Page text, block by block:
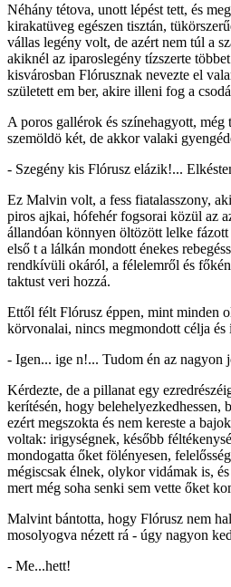
Néhány tétova, unott lépést tett, és
kirakatüveg egészen tisztán,
vállas legény volt, de azért nem túl a
akiknél az iparoslegény tízszerte
kisvárosban Flórusznak nevezte el
született em ber, akire illeni fog a
A poros gallérok és színehagyott,
szemöldö két, de akkor valaki
- Szegény kis Flórusz elázik!...
Ez Malvin volt, a fess fiatalasszony,
piros ajkai, hófehér fogsorai közül az
állandóan könnyen öltözött lelke
első t a lálkán mondott énekes
rendkívüli okáról, a félelemről és
taktust veri hozzá.
Ettől félt Flórusz éppen, mint minden
körvonalai, nincs megmondott célja
- Igen... ige n!... Tudom én az nagyon
Kérdezte, de a pillanat egy
kerítésén, hogy belehelyezkedhessen,
ezért megszokta és nem kereste a
voltak: irigységnek, később
mondogatta őket fölényesen,
mégiscsak élnek, olykor vidámak is,
mert még soha senki sem vette őket
Malvint bántotta, hogy Flórusz nem
mosolyogva nézett rá - úgy nagyon
- Me...hett!